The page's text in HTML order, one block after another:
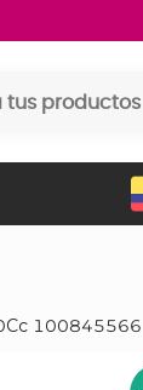
100845566